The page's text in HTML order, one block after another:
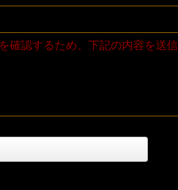
確認するため、下記の内容を送信